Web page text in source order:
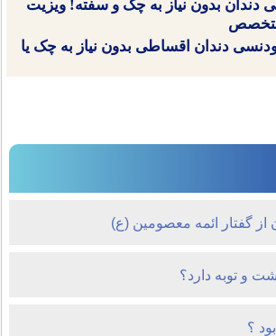
دندان بدون نیاز به چک و سفته! ویزیت
دندان اقساطی بدون نیاز به چک یا
از گفتار ائمه معصومین (ع)
و توبه دارد؟
؟